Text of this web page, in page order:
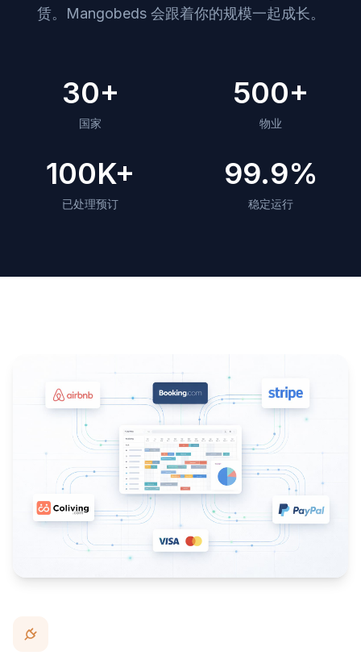
赁。Mangobeds 会跟着你的规模一起成长。
30+
国家
500+
物业
100K+
已处理预订
99.9%
稳定运行